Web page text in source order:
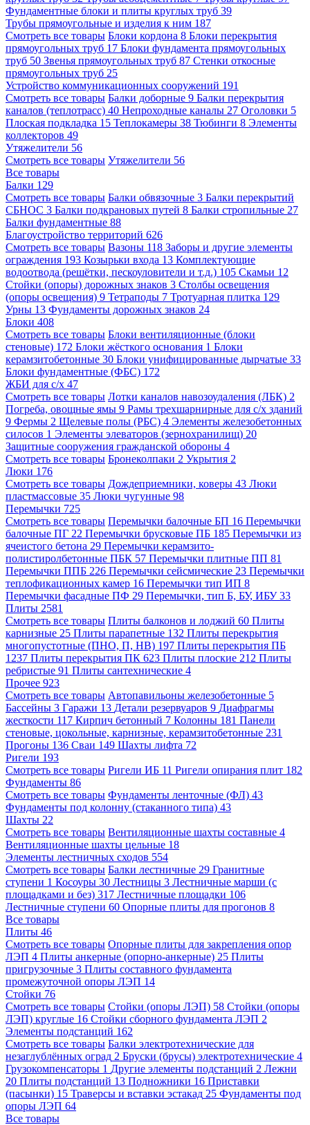
Фундаментные блоки и плиты круглых труб 39
Трубы прямоугольные и изделия к ним 187
Смотреть все товары Блоки кордона 8 Блоки перекрытия
прямоугольных труб 17 Блоки фундамента прямоугольных
труб 50 Звенья прямоугольных труб 87 Стенки откосные
прямоугольных труб 25
Устройство коммуникационных сооружений 191
Смотреть все товары Балки доборные 9 Балки перекрытия
каналов (теплотрасс) 40 Непроходные каналы 27 Оголовки 5
Плоская подкладка 15 Теплокамеры 38 Тюбинги 8 Элементы
коллекторов 49
Утяжелители 56
Смотреть все товары Утяжелители 56
Все товары
Балки 129
Смотреть все товары Балки обвязочные 3 Балки перекрытий
СБНОС 3 Балки подкрановых путей 8 Балки стропильные 27
Балки фундаментные 88
Благоустройство территорий 626
Смотреть все товары Вазоны 118 Заборы и другие элементы
ограждения 193 Козырьки входа 13 Комплектующие
водоотвода (решётки, пескоуловители и т.д.) 105 Скамьи 12
Стойки (опоры) дорожных знаков 3 Столбы освещения
(опоры освещения) 9 Тетраподы 7 Тротуарная плитка 129
Урны 13 Фундаменты дорожных знаков 24
Блоки 408
Смотреть все товары Блоки вентиляционные (блоки
стеновые) 172 Блоки жёсткого основания 1 Блоки
керамзитобетонные 30 Блоки унифицированные дырчатые 33
Блоки фундаментные (ФБС) 172
ЖБИ для с/х 47
Смотреть все товары Лотки каналов навозоудаления (ЛБК) 2
Погреба, овощные ямы 9 Рамы трехшарнирные для с/х зданий
9 Фермы 2 Щелевые полы (РБС) 4 Элементы железобетонных
силосов 1 Элементы элеваторов (зернохранилищ) 20
Защитные сооружения гражданской обороны 4
Смотреть все товары Бронеколпаки 2 Укрытия 2
Люки 176
Смотреть все товары Дождеприемники, коверы 43 Люки
пластмассовые 35 Люки чугунные 98
Перемычки 725
Смотреть все товары Перемычки балочные БП 16 Перемычки
балочные ПГ 22 Перемычки брусковые ПБ 185 Перемычки из
ячеистого бетона 29 Перемычки керамзито-
полистиролбетонные ПБК 57 Перемычки плитные ПП 81
Перемычки ППБ 226 Перемычки сейсмические 23 Перемычки
теплофикационных камер 16 Перемычки тип ИП 8
Перемычки фасадные ПФ 29 Перемычки, тип Б, БУ, ИБУ 33
Плиты 2581
Смотреть все товары Плиты балконов и лоджий 60 Плиты
карнизные 25 Плиты парапетные 132 Плиты перекрытия
многопустотные (ПНО, П, НВ) 197 Плиты перекрытия ПБ
1237 Плиты перекрытия ПК 623 Плиты плоские 212 Плиты
ребристые 91 Плиты сантехнические 4
Прочее 923
Смотреть все товары Автопавильоны железобетонные 5
Бассейны 3 Гаражи 13 Детали резервуаров 9 Диафрагмы
жесткости 117 Кирпич бетонный 7 Колонны 181 Панели
стеновые, цокольные, карнизные, керамзитобетонные 231
Прогоны 136 Сваи 149 Шахты лифта 72
Ригели 193
Смотреть все товары Ригели ИБ 11 Ригели опирания плит 182
Фундаменты 86
Смотреть все товары Фундаменты ленточные (ФЛ) 43
Фундаменты под колонну (стаканного типа) 43
Шахты 22
Смотреть все товары Вентиляционные шахты составные 4
Вентиляционные шахты цельные 18
Элементы лестничных сходов 554
Смотреть все товары Балки лестничные 29 Гранитные
ступени 1 Косоуры 30 Лестницы 3 Лестничные марши (с
площадками и без) 317 Лестничные площадки 106
Лестничные ступени 60 Опорные плиты для прогонов 8
Все товары
Плиты 46
Смотреть все товары Опорные плиты для закрепления опор
ЛЭП 4 Плиты анкерные (опорно-анкерные) 25 Плиты
пригрузочные 3 Плиты составного фундамента
промежуточной опоры ЛЭП 14
Стойки 76
Смотреть все товары Стойки (опоры ЛЭП) 58 Стойки (опоры
ЛЭП) круглые 16 Стойки сборного фундамента ЛЭП 2
Элементы подстанций 162
Смотреть все товары Балки электротехнические для
незаглублённых оград 2 Бруски (брусы) электротехнические 4
Грузокомпенсаторы 1 Другие элементы подстанций 2 Лежни
20 Плиты подстанций 13 Подножники 16 Приставки
(пасынки) 15 Траверсы и вставки эстакад 25 Фундаменты под
опоры ЛЭП 64
Все товары